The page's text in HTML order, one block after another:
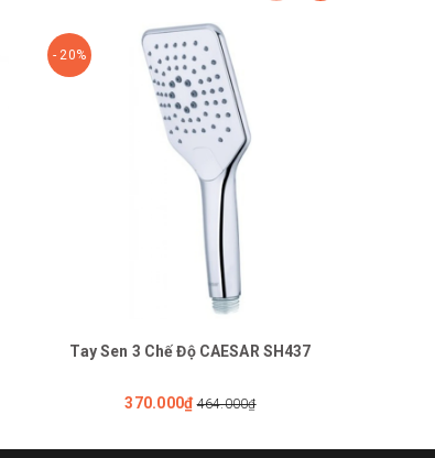
- 20%
Tay Sen 3 Chế Độ CAESAR SH437
370.000₫ 464.000₫